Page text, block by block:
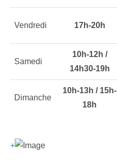
Vendredi 17h-20h
Samedi
10h-12h /
14h30-19h
Dimanche
10h-13h / 15h-
18h
+